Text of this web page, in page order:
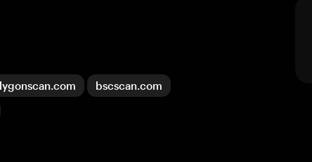
bscscan.com